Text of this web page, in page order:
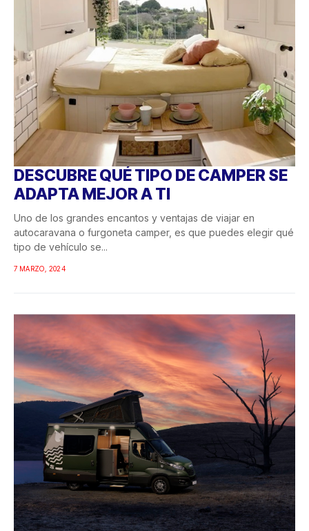
DESCUBRE QUÉ TIPO DE CAMPER SE
ADAPTA MEJOR A TI
Uno de los grandes encantos y ventajas de viajar en
autocaravana o furgoneta camper, es que puedes elegir qué
tipo de vehículo se...
7 MARZO, 2024